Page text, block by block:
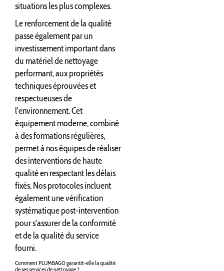
situations les plus complexes.
Le renforcement de la qualité
passe également par un
investissement important dans
du matériel de nettoyage
performant, aux propriétés
techniques éprouvées et
respectueuses de
l'environnement. Cet
équipement moderne, combiné
à des formations régulières,
permet à nos équipes de réaliser
des interventions de haute
qualité en respectant les délais
fixés. Nos protocoles incluent
également une vérification
systématique post-intervention
pour s'assurer de la conformité
et de la qualité du service
fourni.
Comment PLUMBAGO garantit-elle la qualité
de ses services de nettoyage ?